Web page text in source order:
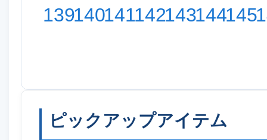
139140141142143144145
ピックアップアイテム